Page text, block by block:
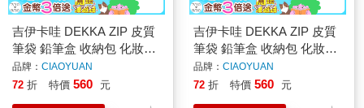
吉伊卡哇 DEKKA ZIP 皮質
筆袋 鉛筆盒 收納包 化妝包
Chiikawa sun-star
品牌： CIAOYUAN
72 折 特價 560 元
吉伊卡哇 DEKKA ZIP 皮質
筆袋 鉛筆盒 收納包 化妝包
Chiikawa sun-star
品牌： CIAOYUAN
72 折 特價 560 元